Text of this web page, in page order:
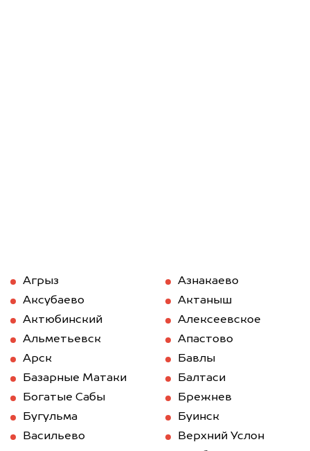
Агрыз
Азнакаево
Аксубаево
Актаныш
Актюбинский
Алексеевское
Альметьевск
Апастово
Арск
Бавлы
Базарные Матаки
Балтаси
Богатые Сабы
Брежнев
Бугульма
Буинск
Васильево
Верхний Услон